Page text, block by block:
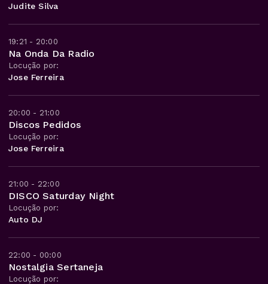
Judite Silva
19:21 - 20:00
Na Onda Da Radio
Locução por:
Jose Ferreira
20:00 - 21:00
Discos Pedidos
Locução por:
Jose Ferreira
21:00 - 22:00
DISCO Saturday Night
Locução por:
Auto DJ
22:00 - 00:00
Nostalgia Sertaneja
Locução por: